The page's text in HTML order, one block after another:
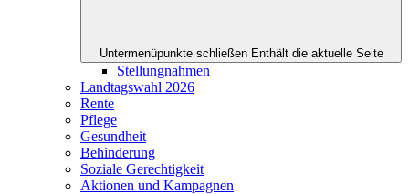
Untermenüpunkte schließen Enthält die aktuelle Seite
Stellungnahmen
Landtagswahl 2026
Rente
Pflege
Gesundheit
Behinderung
Soziale Gerechtigkeit
Aktionen und Kampagnen